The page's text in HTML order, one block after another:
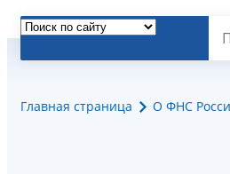
Главная страница О ФНС